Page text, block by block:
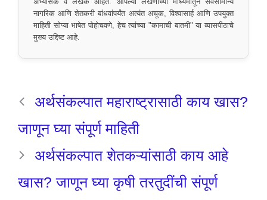
अभ्यासक व लेखक आहेत. आपल्या लेखणीच्या माध्यमातून सर्वसामान्य
नागरिक आणि शेतकरी बांधवांपर्यंत अत्यंत अचूक, विश्वासार्ह आणि उपयुक्त
माहिती सोप्या भाषेत पोहोचवणे, हेच त्यांच्या "कामाची बातमी" या व्यासपीठाचे
मुख्य उद्दिष्ट आहे.
अर्थसंकल्पात महाराष्ट्रासाठी काय खास?
जाणून घ्या संपूर्ण माहिती
अर्थसंकल्पात शेतकऱ्यांसाठी काय आहे
खास? जाणून घ्या कृषी तरतुदींची संपूर्ण